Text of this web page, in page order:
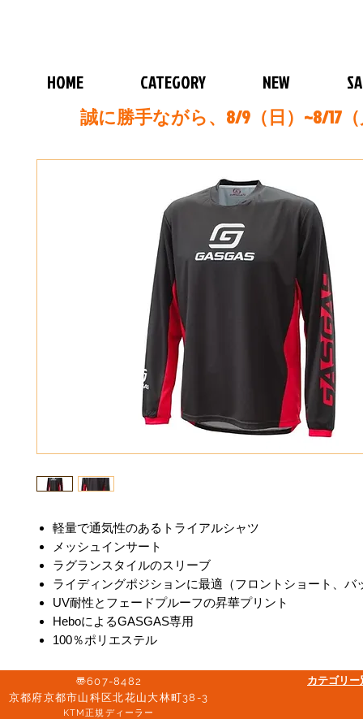
HOME CATEGORY NEW
誠に勝手ながら、8/9（日）~8/17
軽量で通気性のあるトライアルシャツ
メッシュインサート
ラグランスタイルのスリーブ
ライディングポジションに最適（フロントショート、バ
UV耐性とフェードプルーフの昇華プリント
HeboによるGASGAS専用
100％ポリエステル
〠607-8482
京都府京都市山科区北花山大林町38-3​
KTM正規ディーラー
カテゴリ